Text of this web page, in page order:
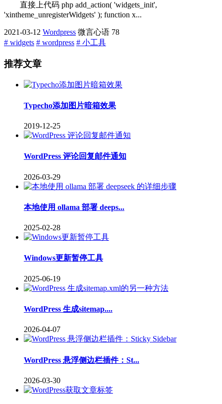
直接上代码 php add_action( 'widgets_init',
'xintheme_unregisterWidgets' ); function x...
2021-03-12 Wordpress 微言心语 78
# widgets # wordpress # 小工具
推荐文章
Typecho添加图片暗箱效果
2019-12-25
WordPress 评论回复邮件通知
2026-03-29
本地使用 ollama 部署 deeps...
2025-02-28
Windows更新暂停工具
2025-06-19
WordPress 生成sitemap....
2026-04-07
WordPress 悬浮侧边栏插件：St...
2026-03-30